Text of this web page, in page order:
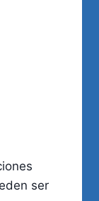
ser